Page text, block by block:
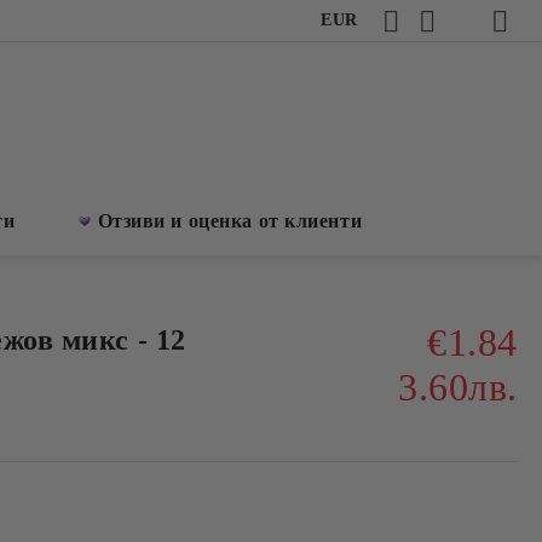
EUR
Отзиви и оценка от клиенти
микс - 12
€1.84
3.60лв.